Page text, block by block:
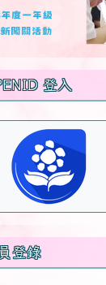
區域內容
登入
登錄